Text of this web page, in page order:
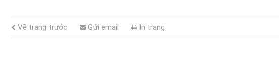
Về trang trước Gửi email In trang